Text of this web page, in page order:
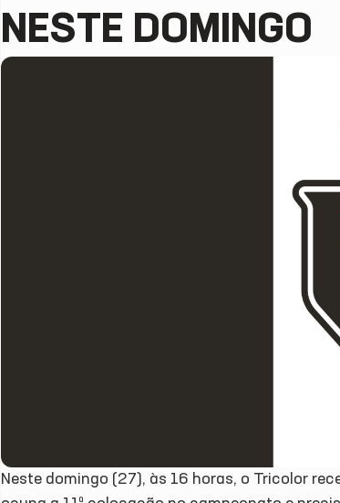
NESTE DOMINGO
Neste domingo (27), às 16 horas, o Tricolor